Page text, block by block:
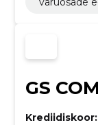
GS
Krediidiskoor: